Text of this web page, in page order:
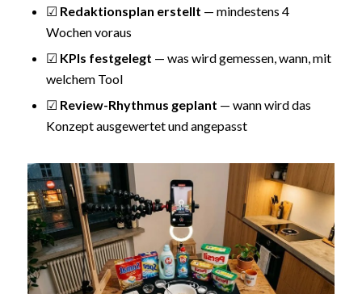
☑ Redaktionsplan erstellt — mindestens 4
Wochen voraus
☑ KPIs festgelegt — was wird gemessen, wann, mit
welchem Tool
☑ Review-Rhythmus geplant — wann wird das
Konzept ausgewertet und angepasst